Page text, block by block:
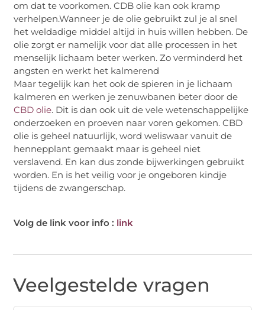
om dat te voorkomen. CDB olie kan ook kramp
verhelpen.Wanneer je de olie gebruikt zul je al snel
het weldadige middel altijd in huis willen hebben. De
olie zorgt er namelijk voor dat alle processen in het
menselijk lichaam beter werken. Zo verminderd het
angsten en werkt het kalmerend
Maar tegelijk kan het ook de spieren in je lichaam
kalmeren en werken je zenuwbanen beter door de
CBD olie. Dit is dan ook uit de vele wetenschappelijke
onderzoeken en proeven naar voren gekomen. CBD
olie is geheel natuurlijk, word weliswaar vanuit de
hennepplant gemaakt maar is geheel niet
verslavend. En kan dus zonde bijwerkingen gebruikt
worden. En is het veilig voor je ongeboren kindje
tijdens de zwangerschap.
Volg de link voor info : link
Veelgestelde vragen